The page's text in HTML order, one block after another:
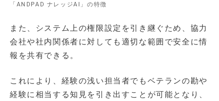
「ANDPAD ナレッジAI」の特徴
また、システム上の権限設定を引き継ぐため、協力
会社や社内関係者に対しても適切な範囲で安全に情
報を共有できる。
これにより、経験の浅い担当者でもベテランの勘や
経験に相当する知見を引き出すことが可能となり、